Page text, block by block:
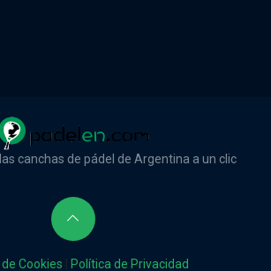
canchas de pádel de Argentina a un clic
Cookies Política de Privacidad